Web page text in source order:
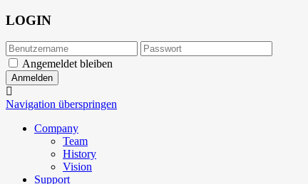
LOGIN
Angemeldet bleiben
Navigation überspringen
Company
Team
History
Vision
Support